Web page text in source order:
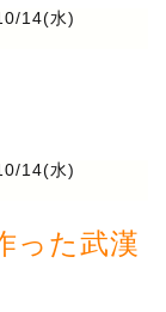
14(水)
14(水)
った武漢